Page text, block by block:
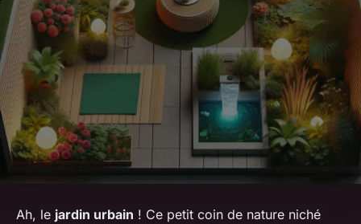
Ah, le jardin urbain ! Ce petit coin de nature niché